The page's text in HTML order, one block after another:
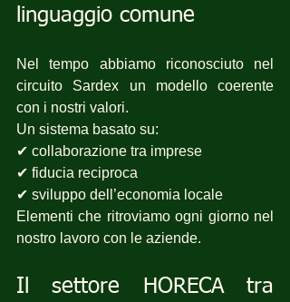
linguaggio comune
Nel tempo abbiamo riconosciuto nel
circuito Sardex un modello coerente
con i nostri valori.
Un sistema basato su:
✔ collaborazione tra imprese
✔ fiducia reciproca
✔ sviluppo dell’economia locale
Elementi che ritroviamo ogni giorno nel
nostro lavoro con le aziende.
Il settore HORECA tra